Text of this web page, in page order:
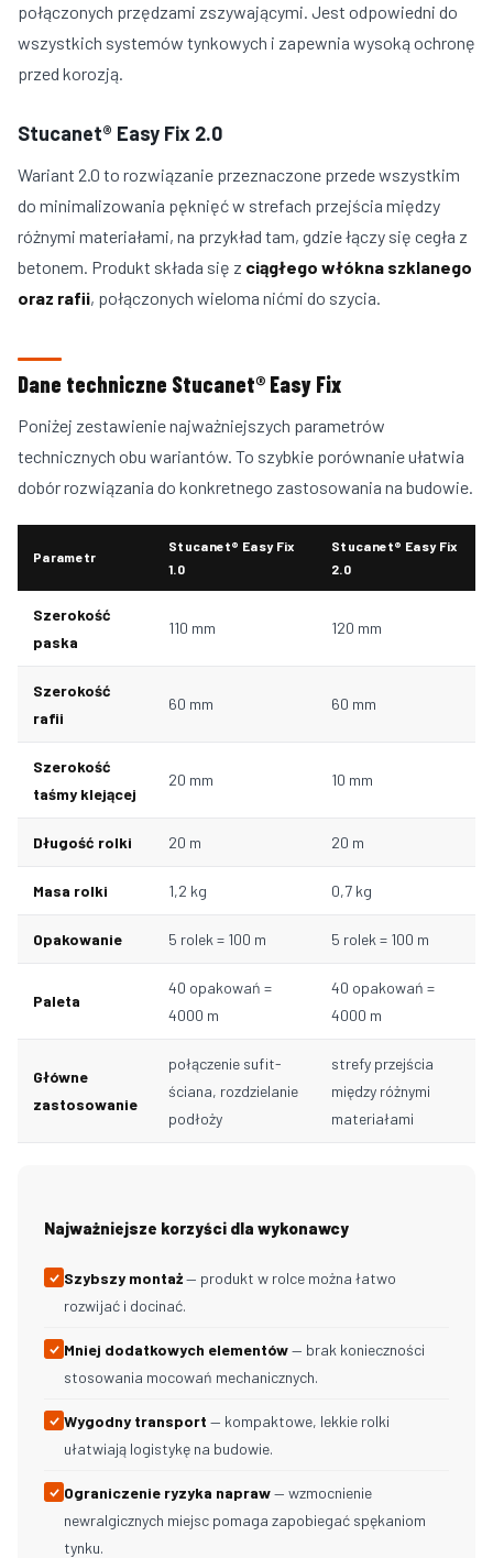
połączonych przędzami zszywającymi. Jest odpowiedni do
wszystkich systemów tynkowych i zapewnia wysoką ochronę
przed korozją.
Stucanet® Easy Fix 2.0
Wariant 2.0 to rozwiązanie przeznaczone przede wszystkim
do minimalizowania pęknięć w strefach przejścia między
różnymi materiałami, na przykład tam, gdzie łączy się cegła z
betonem. Produkt składa się z ciągłego włókna szklanego
oraz rafii, połączonych wieloma nićmi do szycia.
Dane techniczne Stucanet® Easy Fix
Poniżej zestawienie najważniejszych parametrów
technicznych obu wariantów. To szybkie porównanie ułatwia
dobór rozwiązania do konkretnego zastosowania na budowie.
Parametr
Stucanet® Easy Fix
1.0
Stucanet® Easy Fix
2.0
Szerokość
paska
110 mm 120 mm
Szerokość
rafii
60 mm 60 mm
Szerokość
taśmy klejącej
20 mm 10 mm
Długość rolki 20 m 20 m
Masa rolki 1,2 kg 0,7 kg
Opakowanie 5 rolek = 100 m 5 rolek = 100 m
Paleta
40 opakowań =
4000 m
40 opakowań =
4000 m
Główne
zastosowanie
połączenie sufit-
ściana, rozdzielanie
podłoży
strefy przejścia
między różnymi
materiałami
Najważniejsze korzyści dla wykonawcy
Szybszy montaż— produkt w rolce można łatwo
rozwijać i docinać.
Mniej dodatkowych elementów— brak konieczności
stosowania mocowań mechanicznych.
Wygodny transport — kompaktowe, lekkie rolki
ułatwiają logistykę na budowie.
Ograniczenie ryzyka napraw— wzmocnienie
newralgicznych miejsc pomaga zapobiegać spękaniom
tynku.